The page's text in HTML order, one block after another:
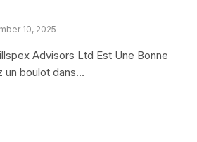
10, 2025
Advisors Ltd Est Une Bonne
un boulot dans…